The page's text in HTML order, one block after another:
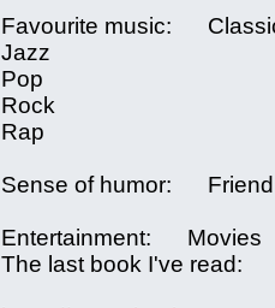
Favourite music:
Jazz
Pop
Rock
Rap
Sense of humor:
Entertainment: Movies
The last book I've read: